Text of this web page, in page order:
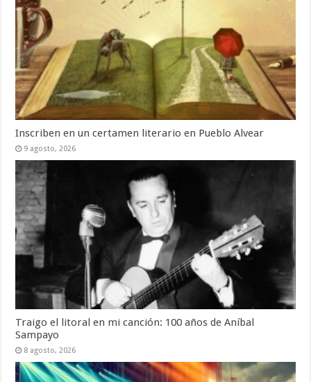
Inscriben en un certamen literario en Pueblo Alvear
9 agosto, 2026
Traigo el litoral en mi canción: 100 años de Aníbal
Sampayo
8 agosto, 2026